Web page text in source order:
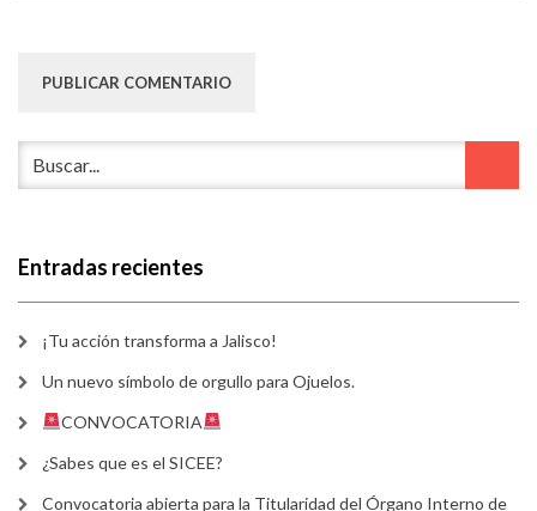
Entradas recientes
¡Tu acción transforma a Jalisco!
Un nuevo símbolo de orgullo para Ojuelos.
CONVOCATORIA
¿Sabes que es el SICEE?
Convocatoria abierta para la Titularidad del Órgano Interno de